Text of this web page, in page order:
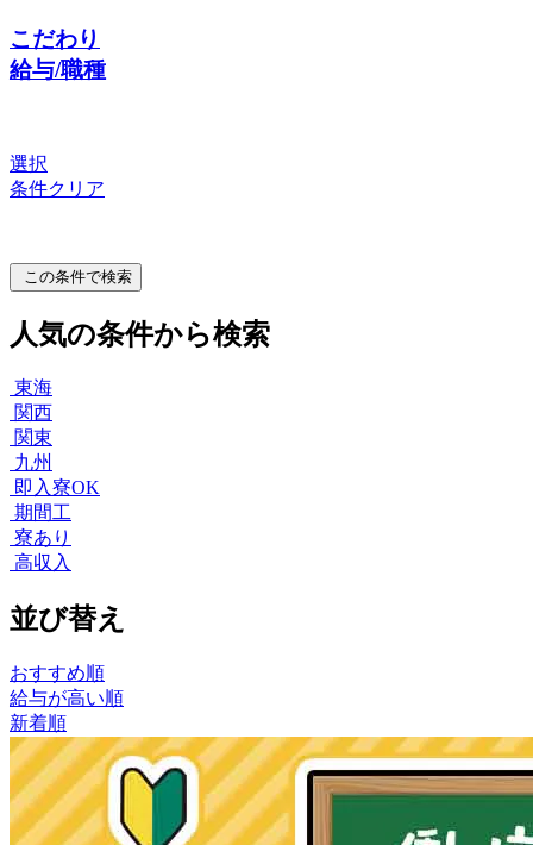
こだわり
給与/職種
選択
条件クリア
この条件で検索
人気の条件から検索
東海
関西
関東
九州
即入寮OK
期間工
寮あり
高収入
並び替え
おすすめ順
給与が高い順
新着順